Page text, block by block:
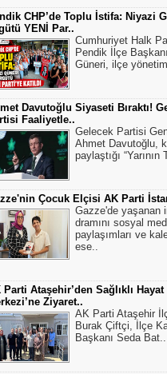
CHP’de Toplu İstifa: Niyazi
YENİ Par..
Cumhuriyet Halk
Pendik İlçe
Güneri, ilçe
Davutoğlu Siyaseti Bıraktı!
Faaliyetle..
Gelecek Partisi
Ahmet Davutoğlu,
paylaştığı “Yarının
Çocuk Elçisi AK Parti
Gazze'de yaşanan
dramını sosyal
paylaşımları ve
ese..
Parti Ataşehir’den Sağlıklı Hayat
Ziyaret..
AK Parti Ataşehir
Burak Çiftçi, İlçe
Başkanı Seda Bat..